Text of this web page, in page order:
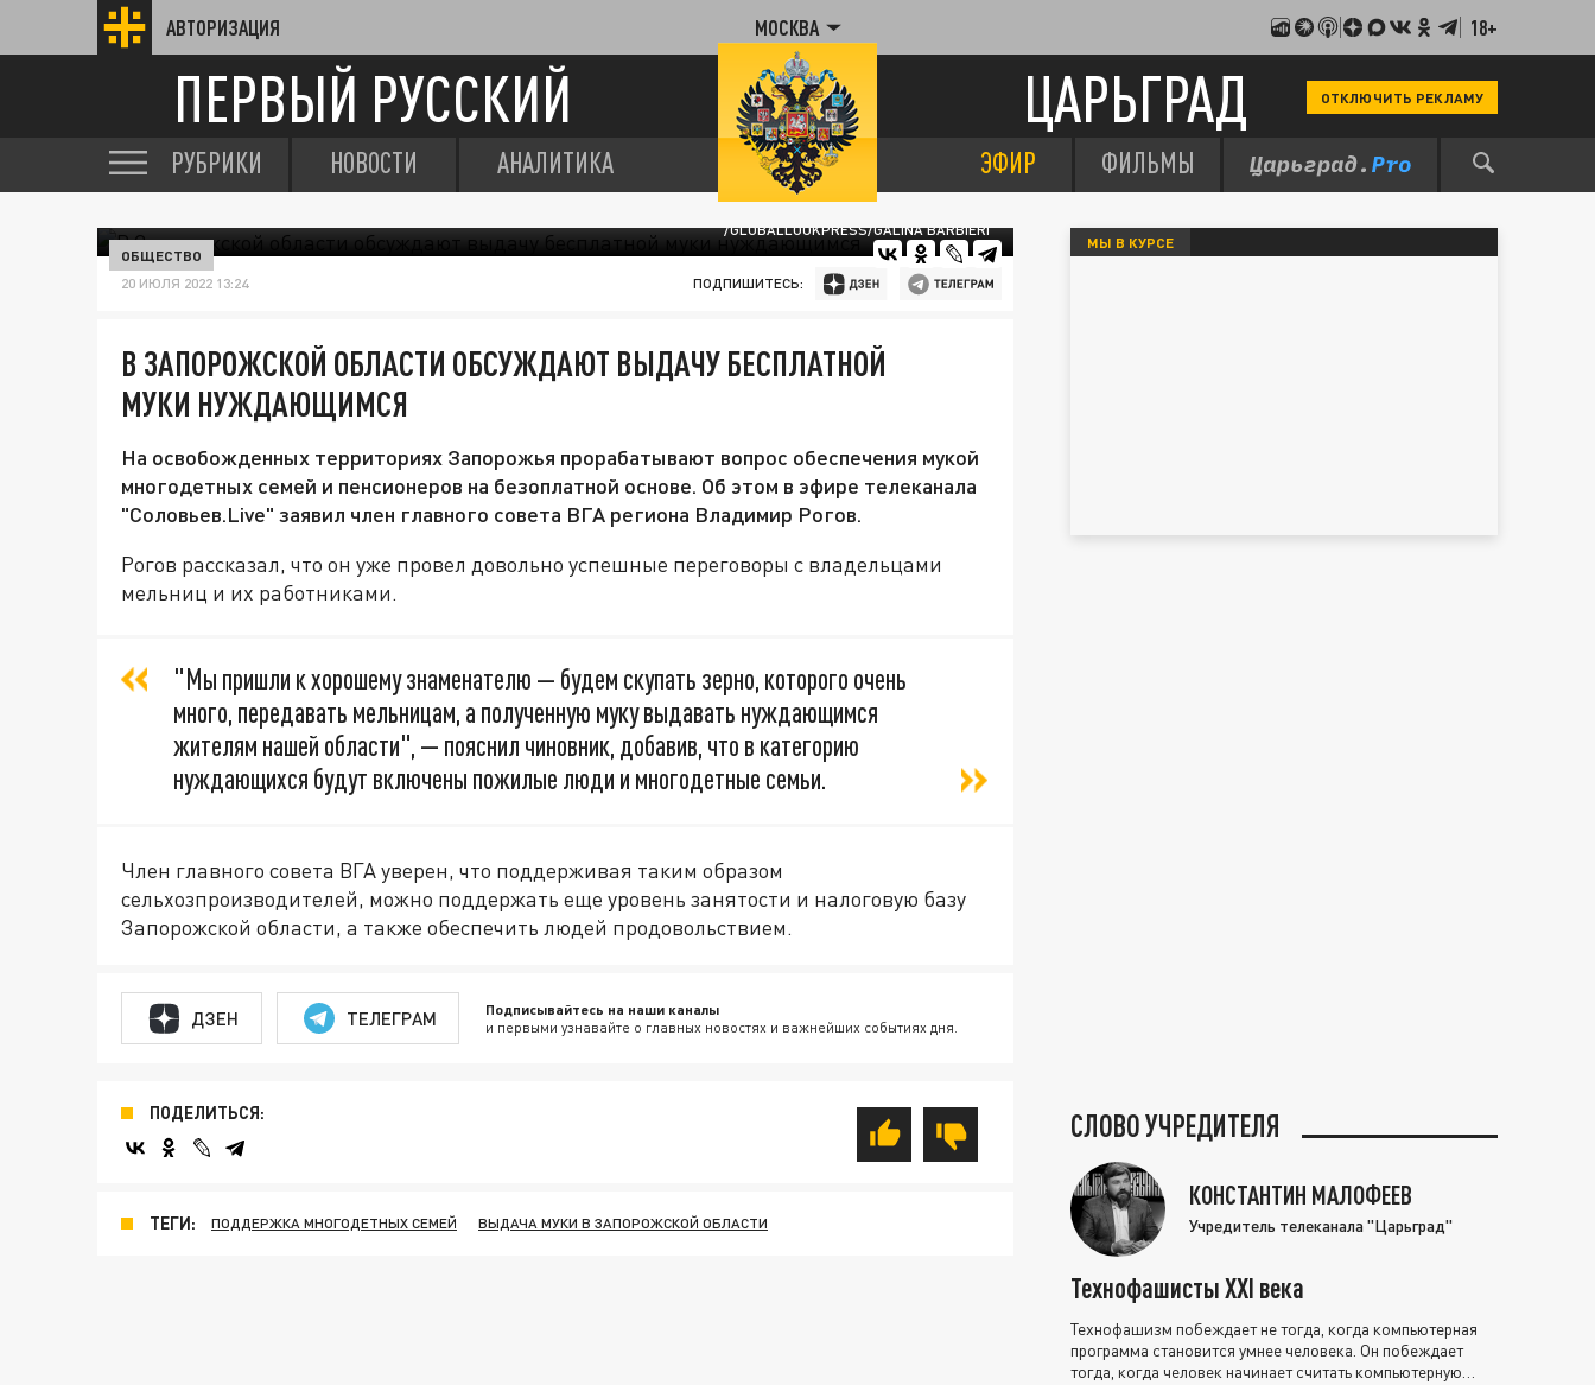
АВТОРИЗАЦИЯ МОСКВА 18+
ПЕРВЫЙ РУССКИЙ ЦАРЬГРАД ОТКЛЮЧИТЬ РЕКЛАМУ
РУБРИКИ НОВОСТИ АНАЛИТИКА ЭФИР ФИЛЬМЫ
/GLOBALLOOKPRESS/GALINA BARBIERI
ОБЩЕСТВО
20 ИЮЛЯ 2022 13:24 ПОДПИШИТЕСЬ:
В ЗАПОРОЖСКОЙ ОБЛАСТИ ОБСУЖДАЮТ ВЫДАЧУ БЕСПЛАТНОЙ
МУКИ НУЖДАЮЩИМСЯ
На освобожденных территориях Запорожья прорабатывают вопрос обеспечения мукой
многодетных семей и пенсионеров на безоплатной основе. Об этом в эфире телеканала
"Соловьев.Live" заявил член главного совета ВГА региона Владимир Рогов.
Рогов рассказал, что он уже провел довольно успешные переговоры с владельцами
мельниц и их работниками.
"Мы пришли к хорошему знаменателю — будем скупать зерно, которого очень
много, передавать мельницам, а полученную муку выдавать нуждающимся
жителям нашей области", — пояснил чиновник, добавив, что в категорию
нуждающихся будут включены пожилые люди и многодетные семьи.
Член главного совета ВГА уверен, что поддерживая таким образом
сельхозпроизводителей, можно поддержать еще уровень занятости и налоговую базу
Запорожской области, а также обеспечить людей продовольствием.
ДЗЕН ТЕЛЕГРАМ Подписывайтесь на наши каналы
и первыми узнавайте о главных новостях и важнейших событиях дня.
ПОДЕЛИТЬСЯ:
ТЕГИ: ПОДДЕРЖКА МНОГОДЕТНЫХ СЕМЕЙ ВЫДАЧА МУКИ В ЗАПОРОЖСКОЙ ОБЛАСТИ
МЫ В КУРСЕ
СЛОВО УЧРЕДИТЕЛЯ
КОНСТАНТИН МАЛОФЕЕВ
Учредитель телеканала "Царьград"
Технофашисты XXI века
Технофашизм побеждает не тогда, когда компьютерная
программа становится умнее человека. Он побеждает
тогда, когда человек начинает считать компьютерную